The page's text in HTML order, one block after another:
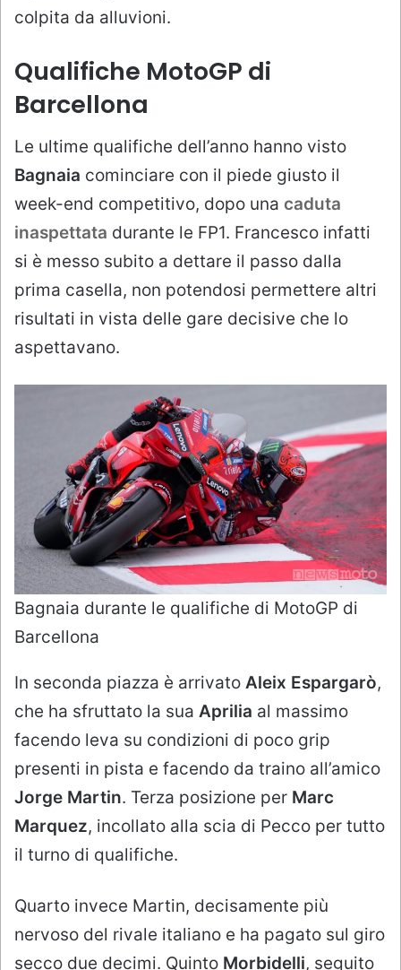
colpita da alluvioni.
Qualifiche MotoGP di
Barcellona
Le ultime qualifiche dell’anno hanno visto
Bagnaia cominciare con il piede giusto il
week-end competitivo, dopo una caduta
inaspettata durante le FP1. Francesco infatti
si è messo subito a dettare il passo dalla
prima casella, non potendosi permettere altri
risultati in vista delle gare decisive che lo
aspettavano.
Bagnaia durante le qualifiche di MotoGP di
Barcellona
In seconda piazza è arrivato Aleix Espargarò,
che ha sfruttato la sua Aprilia al massimo
facendo leva su condizioni di poco grip
presenti in pista e facendo da traino all’amico
Jorge Martin. Terza posizione per Marc
Marquez, incollato alla scia di Pecco per tutto
il turno di qualifiche.
Quarto invece Martin, decisamente più
nervoso del rivale italiano e ha pagato sul giro
secco due decimi. Quinto Morbidelli, seguito